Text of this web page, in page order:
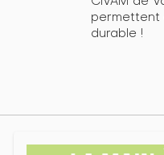
permettent
durable !